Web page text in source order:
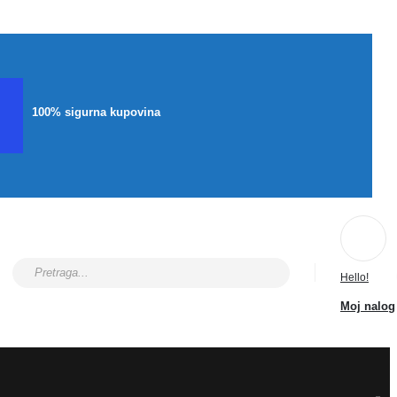
100% sigurna kupovina
Hello!
Moj nalog